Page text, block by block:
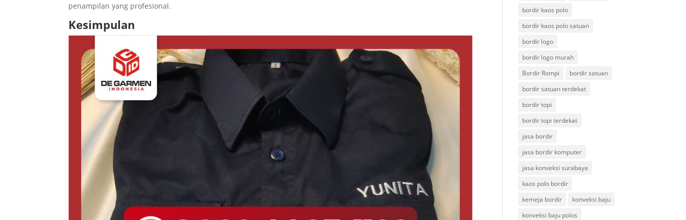
penampilan yang profesional.
Kesimpulan
bordir kaos polo
bordir kaos polo satuan
bordir logo
bordir logo murah
Bordir Rompi
bordir satuan
bordir satuan terdekat
bordir topi
bordir topi terdekat
jasa bordir
jasa bordir komputer
jasa konveksi surabaya
kaos polo bordir
kemeja bordir
konveksi baju
konveksi baju polos